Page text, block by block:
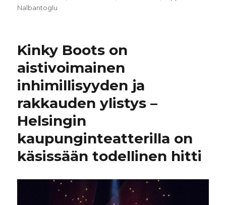
Nalbantoglu
Kinky Boots on
aistivoimainen
inhimillisyyden ja
rakkauden ylistys –
Helsingin
kaupunginteatterilla on
käsissään todellinen hitti